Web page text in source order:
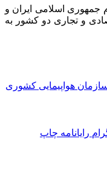
جمهوری اسلامی ایران و
و تجاری دو کشور به
هواپیمایی کشوری
رایانامه چاپ